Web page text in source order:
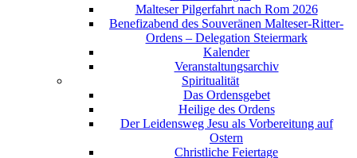
Malteser Pilgerfahrt nach Rom 2026
Benefizabend des Souveränen Malteser-Ritter-
Ordens – Delegation Steiermark
Kalender
Veranstaltungsarchiv
Spiritualität
Das Ordensgebet
Heilige des Ordens
Der Leidensweg Jesu als Vorbereitung auf
Ostern
Christliche Feiertage